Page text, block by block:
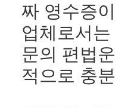
짜 영수증
업체로서
문의 편법
적으로 충